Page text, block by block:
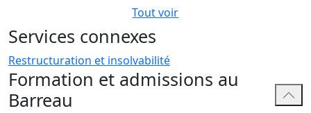
Tout voir
Services connexes
Restructuration et insolvabilité
Formation et admissions au
Barreau